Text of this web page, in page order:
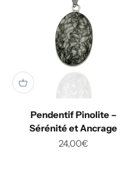
Pendentif Pinolite –
Sérénité et Ancrage
Prix de vente
24,00€